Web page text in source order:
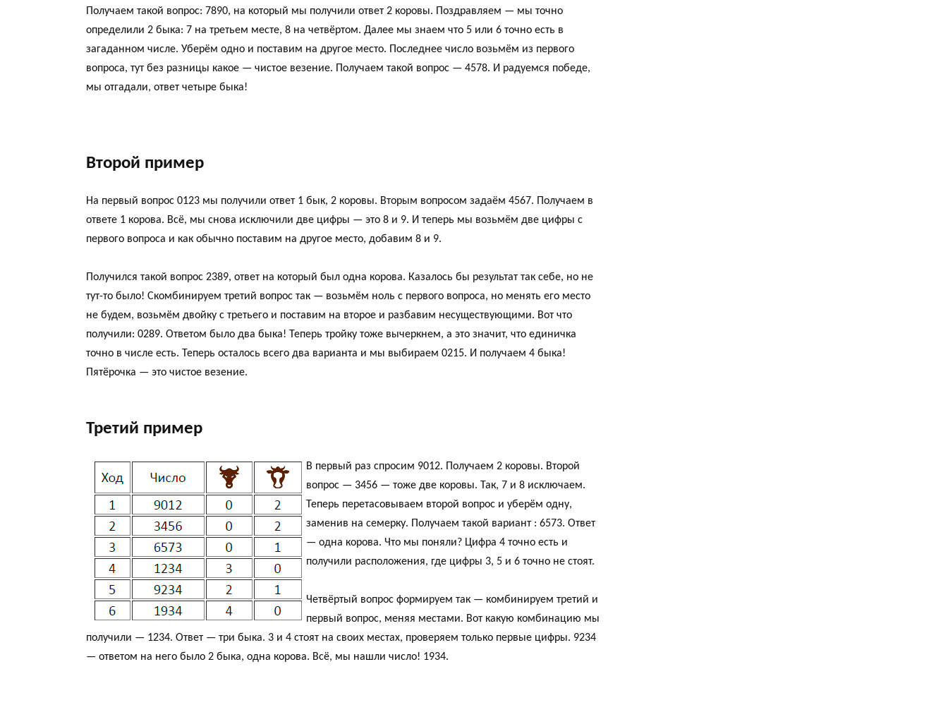
Получаем такой вопрос: 7890, на который мы получили ответ 2 коровы. Поздравляем — мы точно
определили 2 быка: 7 на третьем месте, 8 на четвёртом. Далее мы знаем что 5 или 6 точно есть в
загаданном числе. Уберём одно и поставим на другое место. Последнее число возьмём из первого
вопроса, тут без разницы какое — чистое везение. Получаем такой вопрос — 4578. И радуемся победе,
мы отгадали, ответ четыре быка!
Второй пример
На первый вопрос 0123 мы получили ответ 1 бык, 2 коровы. Вторым вопросом задаём 4567. Получаем в
ответе 1 корова. Всё, мы снова исключили две цифры — это 8 и 9. И теперь мы возьмём две цифры с
первого вопроса и как обычно поставим на другое место, добавим 8 и 9.
Получился такой вопрос 2389, ответ на который был одна корова. Казалось бы результат так себе, но не
тут-то было! Скомбинируем третий вопрос так — возьмём ноль с первого вопроса, но менять его место
не будем, возьмём двойку с третьего и поставим на второе и разбавим несуществующими. Вот что
получили: 0289. Ответом было два быка! Теперь тройку тоже вычеркнем, а это значит, что единичка
точно в числе есть. Теперь осталось всего два варианта и мы выбираем 0215. И получаем 4 быка!
Пятёрочка — это чистое везение.
Третий пример
В первый раз спросим 9012. Получаем 2 коровы. Второй
вопрос — 3456 — тоже две коровы. Так, 7 и 8 исключаем.
Теперь перетасовываем второй вопрос и уберём одну,
заменив на семерку. Получаем такой вариант : 6573. Ответ
— одна корова. Что мы поняли? Цифра 4 точно есть и
получили расположения, где цифры 3, 5 и 6 точно не стоят.
Четвёртый вопрос формируем так — комбинируем третий и
первый вопрос, меняя местами. Вот какую комбинацию мы
получили — 1234. Ответ — три быка. 3 и 4 стоят на своих местах, проверяем только первые цифры. 9234
— ответом на него было 2 быка, одна корова. Всё, мы нашли число! 1934.